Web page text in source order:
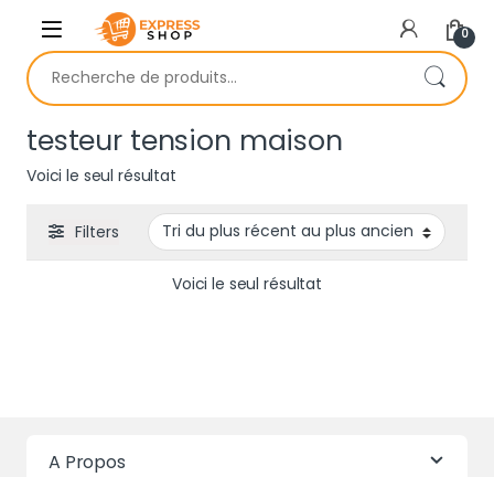
Skip to navigation
Skip to content
0
Recherche pour :
testeur tension maison
Voici le seul résultat
Filters
Voici le seul résultat
A Propos